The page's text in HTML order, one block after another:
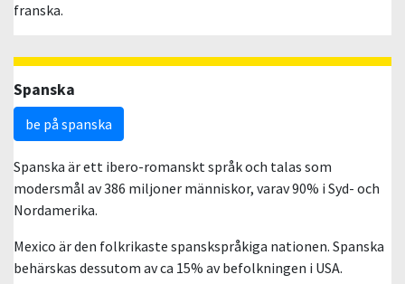
franska.
Spanska
be på spanska
Spanska är ett ibero-romanskt språk och talas som
modersmål av 386 miljoner människor, varav 90% i Syd- och
Nordamerika.
Mexico är den folkrikaste spanskspråkiga nationen. Spanska
behärskas dessutom av ca 15% av befolkningen i USA.